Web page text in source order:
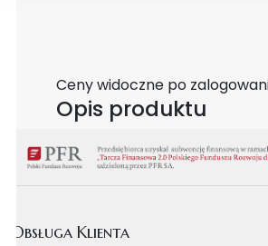
Ceny widoczne po
Opis produktu
Obsługa Klienta